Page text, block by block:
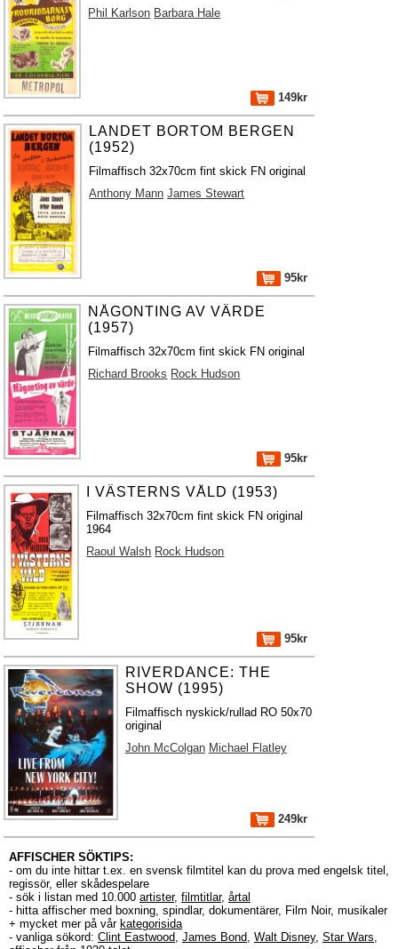
Phil Karlson Barbara Hale
149kr
LANDET BORTOM BERGEN
(1952)
Filmaffisch 32x70cm fint skick FN original
Anthony Mann James Stewart
95kr
NÅGONTING AV VÄRDE
(1957)
Filmaffisch 32x70cm fint skick FN original
Richard Brooks Rock Hudson
95kr
I VÄSTERNS VÅLD (1953)
Filmaffisch 32x70cm fint skick FN original
1964
Raoul Walsh Rock Hudson
95kr
RIVERDANCE: THE
SHOW (1995)
Filmaffisch nyskick/rullad RO 50x70
original
John McColgan Michael Flatley
249kr
AFFISCHER SÖKTIPS:
- om du inte hittar t.ex. en svensk filmtitel kan du prova med engelsk titel,
regissör, eller skådespelare
- sök i listan med 10.000 artister, filmtitlar, årtal
- hitta affischer med boxning, spindlar, dokumentärer, Film Noir, musikaler
+ mycket mer på vår kategorisida
- vanliga sökord: Clint Eastwood, James Bond, Walt Disney, Star Wars,